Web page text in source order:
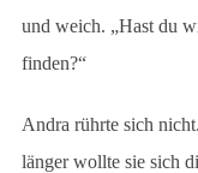
und weich. „Hast du
finden?“
Andra rührte sich
länger wollte sie sich